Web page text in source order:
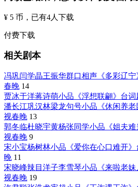
¥ 5 币 ，已有4人下载
付费下载
相关剧本
冯巩闫学晶王振华群口相声《多彩辽宁
春晚 14
贾冰于洋蒋诗萌小品《浮想联翩》台词
潘长江巩汉林梁龙句号小品《休闲养老
视春晚 13
郭冬临杜晓宇黄杨张同学小品《姐夫难
视春晚 9
宋小宝杨树林小品《爱你在心口难开》
晚 11
宋晓峰辣目洋子李雪琴小品《来啦老妹
视春晚 19